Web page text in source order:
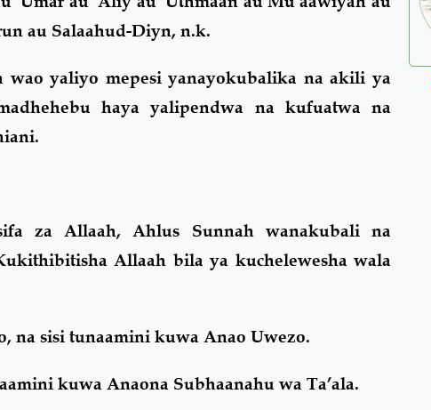
au Salaahud-Diyn, n.k.
wao yaliyo mepesi yanayokubalika na akili ya
haya yalipendwa na kufuatwa na
za Allaah, Ahlus Sunnah wanakubali na
Allaah bila ya kuchelewesha wala
na sisi tunaamini kuwa Anao Uwezo.
kuwa Anaona Subhaanahu wa Ta’ala.